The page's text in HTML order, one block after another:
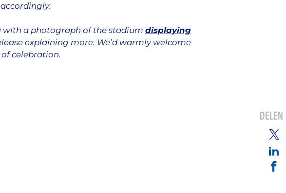
with a photograph of the stadium displaying
explaining more. We’d warmly welcome
of celebration.
DELEN